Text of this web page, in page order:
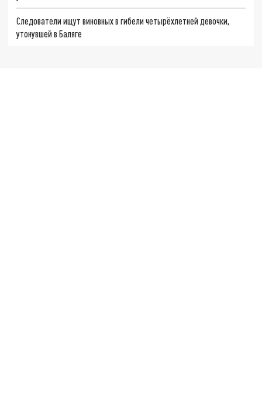
Следователи ищут виновных в гибели четырёхлетней девочки,
утонувшей в Баляге